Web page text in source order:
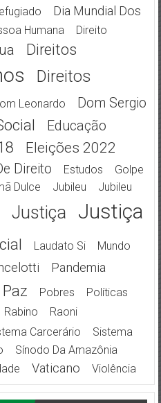
Dia Mundial Dos
Humana Direito
Direitos
Direitos
Leonardo
Dom Sergio
Educação
Eleições 2022
Direito Estudos
Golpe
Dulce Jubileu Jubileu
Justiça
Justiça
Laudato Si
Mundo
Pandemia
Paz Pobres
Políticas
Rabino Raoni
Carcerário
Sistema
Sínodo Da Amazônia
Vaticano Violência